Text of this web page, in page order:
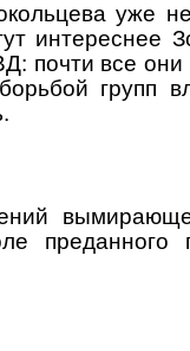
уже
интереснее
почти все
групп